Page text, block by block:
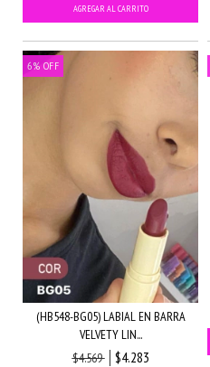
6% OFF
(HB548-BG05) LABIAL EN BARRA
VELVETY LIN...
$4.569
$4.283